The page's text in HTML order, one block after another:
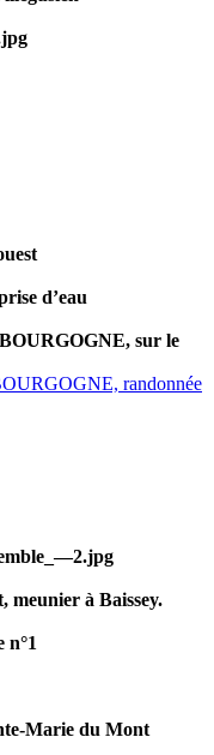
d’eau
sur le
randonnée
meunier à Baissey.
n°1
Marie du Mont